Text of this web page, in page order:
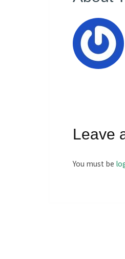
Leave
You must be